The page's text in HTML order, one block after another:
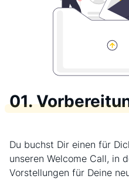
01.
Du buchst Dir einen für
unseren Welcome Call, in
Vorstellungen für Deine